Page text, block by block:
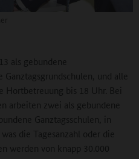
als gebundene
und alle
Hortbetreuung bis 18 Uhr. Bei
arbeiten zwei als gebundene
Ganztagsschulen, in
die Tagesanzahl oder die
werden von knapp 30.000